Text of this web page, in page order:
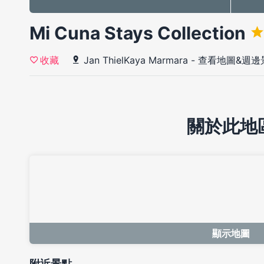
Mi Cuna Stays Collection
收藏 Jan ThielKaya Marmara - 查看地圖&週邊
關於此地
顯示地圖